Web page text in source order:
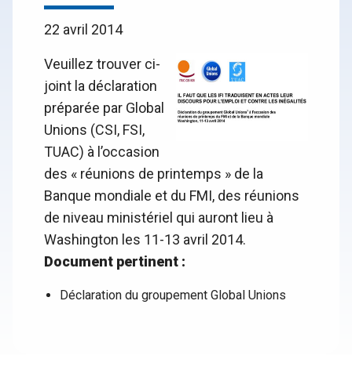
22 avril 2014
Veuillez trouver ci-
joint la déclaration
préparée par Global
Unions (CSI, FSI,
TUAC) à l’occasion
des « réunions de printemps » de la
Banque mondiale et du FMI, des réunions
de niveau ministériel qui auront lieu à
Washington les 11-13 avril 2014.
Document pertinent :
Déclaration du groupement Global Unions